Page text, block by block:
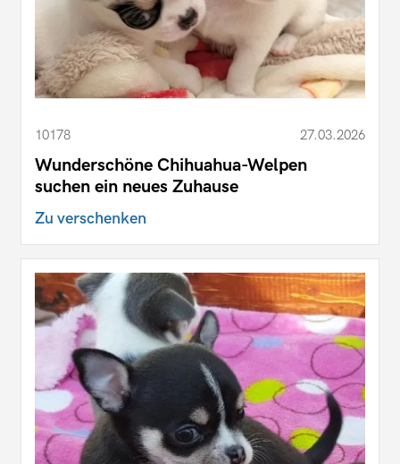
10178 27.03.2026
Wunderschöne Chihuahua-Welpen
suchen ein neues Zuhause
Zu verschenken